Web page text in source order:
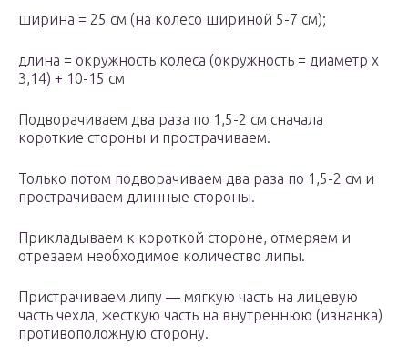
ширина = 25 см (на колесо шириной 5-7 см);
длина = окружность колеса (окружность = диаметр х
3,14) + 10-15 см
Подворачиваем два раза по 1,5-2 см сначала
короткие стороны и прострачиваем.
Только потом подворачиваем два раза по 1,5-2 см и
прострачиваем длинные стороны.
Прикладываем к короткой стороне, отмеряем и
отрезаем необходимое количество липы.
Пристрачиваем липу — мягкую часть на лицевую
часть чехла, жесткую часть на внутреннюю (изнанка)
противоположную сторону.